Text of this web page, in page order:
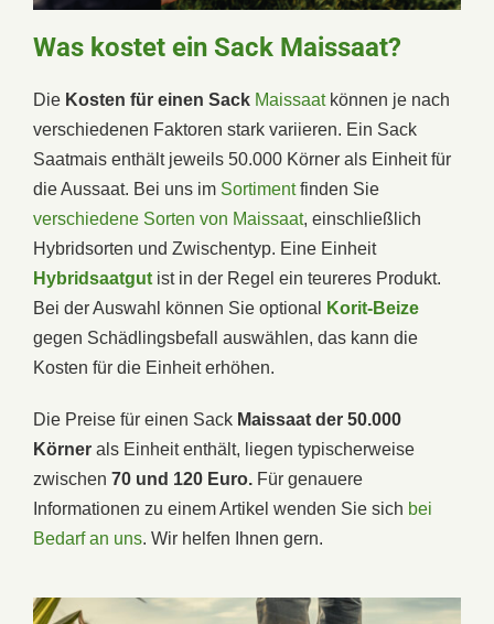
Was kostet ein Sack Maissaat?
Die Kosten für einen Sack Maissaatkönnen je nach
verschiedenen Faktoren stark variieren. Ein Sack
Saatmais enthält jeweils 50.000 Körner als Einheit für
die Aussaat. Bei uns im Sortimentfinden Sie
verschiedene Sorten von Maissaat, einschließlich
Hybridsorten und Zwischentyp. Eine Einheit
Hybridsaatgut ist in der Regel ein teureres Produkt.
Bei der Auswahl können Sie optional
Korit-Beize
gegen Schädlingsbefall auswählen, das kann die
Kosten für die Einheit erhöhen.
Die Preise für einen Sack Maissaat der 50.000
Körner als Einheit enthält, liegen typischerweise
zwischen 70 und 120 Euro. Für genauere
Informationen zu einem Artikel wenden Sie sich bei
Bedarf an uns. Wir helfen Ihnen gern.